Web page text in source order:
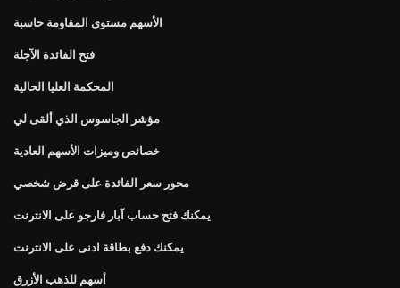
الأسهم مستوى المقاومة حاسبة
فتح الفائدة الآجلة
المحكمة العليا الحالية
مؤشر الجاسوس الذي ألقى لي
خصائص وميزات الأسهم العادية
محور سعر الفائدة على قرض شخصي
يمكنك فتح حساب آبار فارجو على الانترنت
يمكنك دفع بطاقة ادنى على الانترنت
أسهم للذهب الأزرق